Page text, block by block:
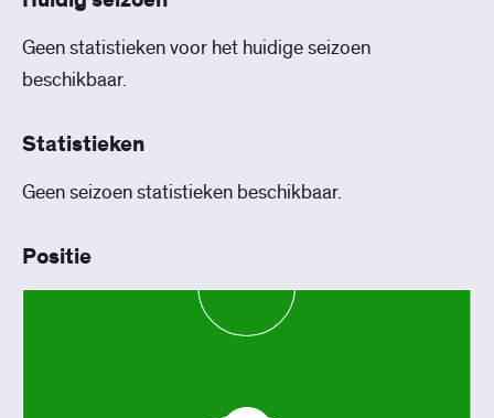
Geen statistieken voor het huidige seizoen
beschikbaar.
Statistieken
Geen seizoen statistieken beschikbaar.
Positie